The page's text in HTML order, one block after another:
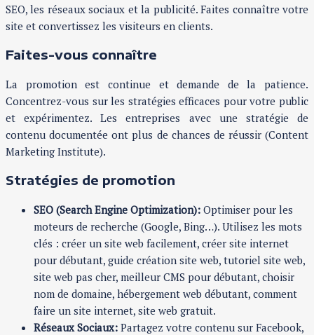
SEO, les réseaux sociaux et la publicité. Faites connaître votre
site et convertissez les visiteurs en clients.
Faites-vous connaître
La promotion est continue et demande de la patience.
Concentrez-vous sur les stratégies efficaces pour votre public
et expérimentez. Les entreprises avec une stratégie de
contenu documentée ont plus de chances de réussir (Content
Marketing Institute).
Stratégies de promotion
SEO (Search Engine Optimization): Optimiser pour les
moteurs de recherche (Google, Bing…). Utilisez les mots
clés : créer un site web facilement, créer site internet
pour débutant, guide création site web, tutoriel site web,
site web pas cher, meilleur CMS pour débutant, choisir
nom de domaine, hébergement web débutant, comment
faire un site internet, site web gratuit.
Réseaux Sociaux: Partagez votre contenu sur Facebook,